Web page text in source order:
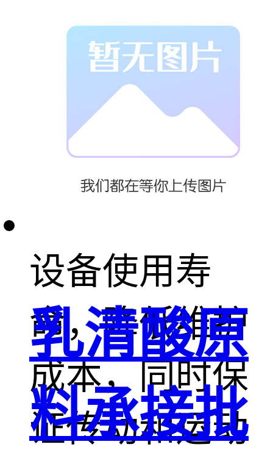
锈钢轴承都能
依靠自身材料
优势，减少锈
设备使用寿
命，降低维护
成本，同时保
证传动和运动
乳清酸原
料承接批